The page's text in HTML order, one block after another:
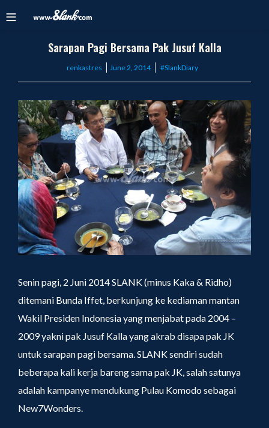
Sarapan Pagi Bersama Pak Jusuf Kalla
renkastres
Posted
June 2, 2014 #SlankDiary
Senin pagi, 2 Juni 2014 SLANK (minus Kaka & Ridho)
ditemani Bunda Iffet, berkunjung ke kediaman mantan
Wakil Presiden Indonesia yang menjabat pada 2004 –
2009 yakni pak Jusuf Kalla yang akrab disapa pak JK
untuk sarapan pagi bersama. SLANK sendiri sudah
beberapa kali kerja bareng sama pak JK, salah satunya
adalah kampanye mendukung Pulau Komodo sebagai
New7Wonders.